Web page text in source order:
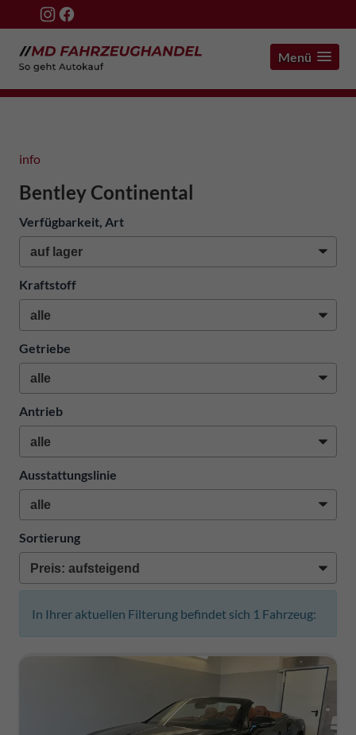
Menü
info
Bentley Continental
Verfügbarkeit, Art
Kraftstoff
Getriebe
Antrieb
Ausstattungslinie
Sortierung
In Ihrer aktuellen Filterung befindet sich 1 Fahrzeug: